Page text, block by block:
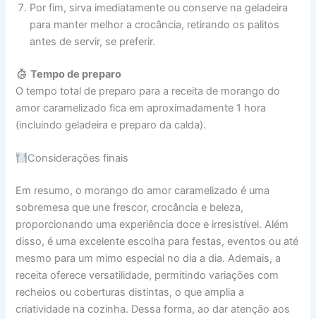
Por fim, sirva imediatamente ou conserve na geladeira
para manter melhor a crocância, retirando os palitos
antes de servir, se preferir.
Tempo de preparo
O tempo total de preparo para a receita de morango do
amor caramelizado fica em aproximadamente 1 hora
(incluindo geladeira e preparo da calda).
Considerações finais
Em resumo, o morango do amor caramelizado é uma
sobremesa que une frescor, crocância e beleza,
proporcionando uma experiência doce e irresistível. Além
disso, é uma excelente escolha para festas, eventos ou até
mesmo para um mimo especial no dia a dia. Ademais, a
receita oferece versatilidade, permitindo variações com
recheios ou coberturas distintas, o que amplia a
criatividade na cozinha. Dessa forma, ao dar atenção aos